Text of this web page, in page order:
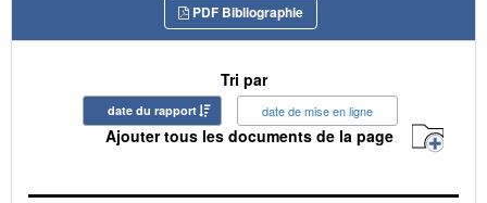
PDF Bibliographie
Tri par
date du rapport date de mise en ligne
Ajouter tous les documents de la page